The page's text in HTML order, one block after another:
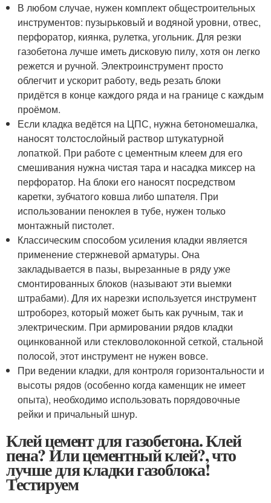
В любом случае, нужен комплект общестроительных
инструментов: пузырьковый и водяной уровни, отвес,
перфоратор, киянка, рулетка, угольник. Для резки
газобетона лучше иметь дисковую пилу, хотя он легко
режется и ручной. Электроинструмент просто
облегчит и ускорит работу, ведь резать блоки
придётся в конце каждого ряда и на границе с каждым
проёмом.
Если кладка ведётся на ЦПС, нужна бетономешалка,
наносят толстослойный раствор штукатурной
лопаткой. При работе с цементным клеем для его
смешивания нужна чистая тара и насадка миксер на
перфоратор. На блоки его наносят посредством
каретки, зубчатого ковша либо шпателя. При
использовании пеноклея в тубе, нужен только
монтажный пистолет.
Классическим способом усиления кладки является
применение стержневой арматуры. Она
закладывается в пазы, вырезанные в ряду уже
смонтированных блоков (называют эти выемки
штрабами). Для их нарезки используется инструмент
штроборез, который может быть как ручным, так и
электрическим. При армировании рядов кладки
оцинкованной или стекловолоконной сеткой, стальной
полосой, этот инструмент не нужен вовсе.
При ведении кладки, для контроля горизонтальности и
высоты рядов (особенно когда каменщик не имеет
опыта), необходимо использовать порядовочные
рейки и причальный шнур.
Клей цемент для газобетона. Клей
пена? Или цементный клей?, что
лучше для кладки газоблока!
Тестируем